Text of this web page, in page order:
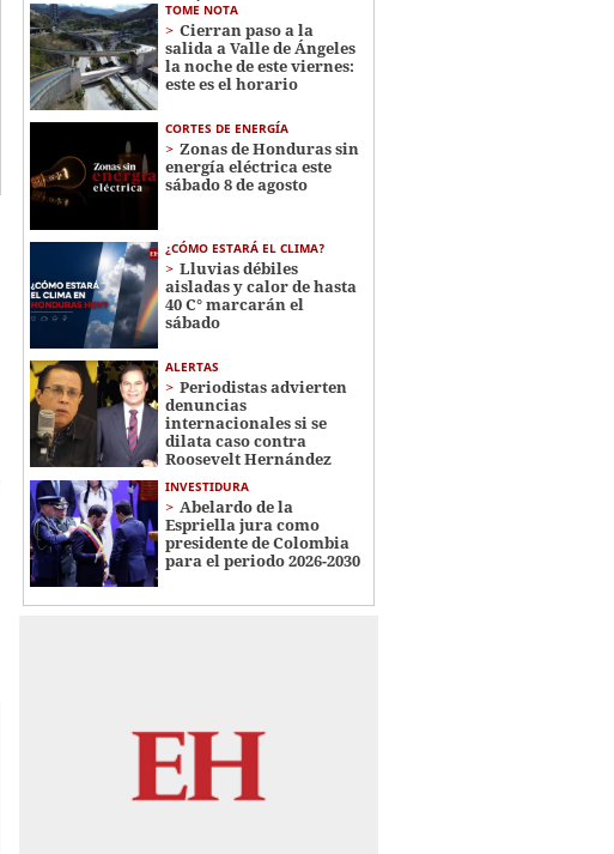
TOME NOTA
Cierran paso a la
salida a Valle de Ángeles
la noche de este viernes:
este es el horario
CORTES DE ENERGÍA
Zonas de Honduras sin
energía eléctrica este
sábado 8 de agosto
¿CÓMO ESTARÁ EL CLIMA?
Lluvias débiles
aisladas y calor de hasta
40 C° marcarán el
sábado
ALERTAS
Periodistas advierten
denuncias
internacionales si se
dilata caso contra
Roosevelt Hernández
INVESTIDURA
Abelardo de la
Espriella jura como
presidente de Colombia
para el periodo 2026-2030